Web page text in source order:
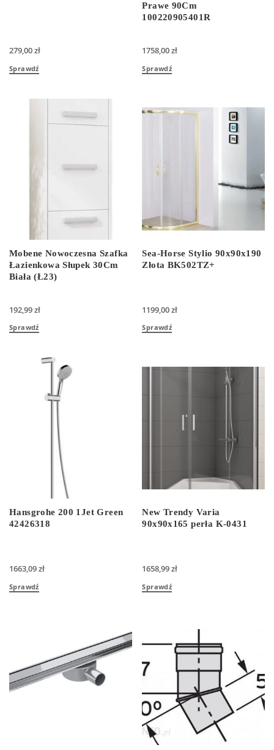
279,00zł
Sprawdź
Prawe 90Cm
100220905401R
1758,00zł
Sprawdź
Mobene Nowoczesna Szafka
Łazienkowa Słupek 30Cm
Biała (Ł23)
192,99zł
Sprawdź
Sea-Horse Stylio 90x90x190
Złota BK502TZ+
1199,00zł
Sprawdź
Hansgrohe 200 1Jet Green
42426318
1663,09zł
Sprawdź
New Trendy Varia
90x90x165 perła K-0431
1658,99zł
Sprawdź